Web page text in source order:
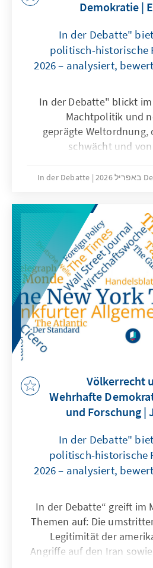
Demokratie |
"In der Debatte"
politisch-historische
2026 – analysiert,
"In der Debatte" blickt
Machtpolitik und
geprägte Weltordnung,
schwächt und
amerikanischer
liberalen Demokratien
aller Krisen ihre
deutsche
fortdauernder
politische
In der Debatte
Völkerrecht
Wehrhafte
und Forschung |
„In der Debatte"
politisch-historische
2026 – analysiert,
„In der Debatte“ greift im
Themen auf: Die
Legitimität der
Angriffe auf den Iran